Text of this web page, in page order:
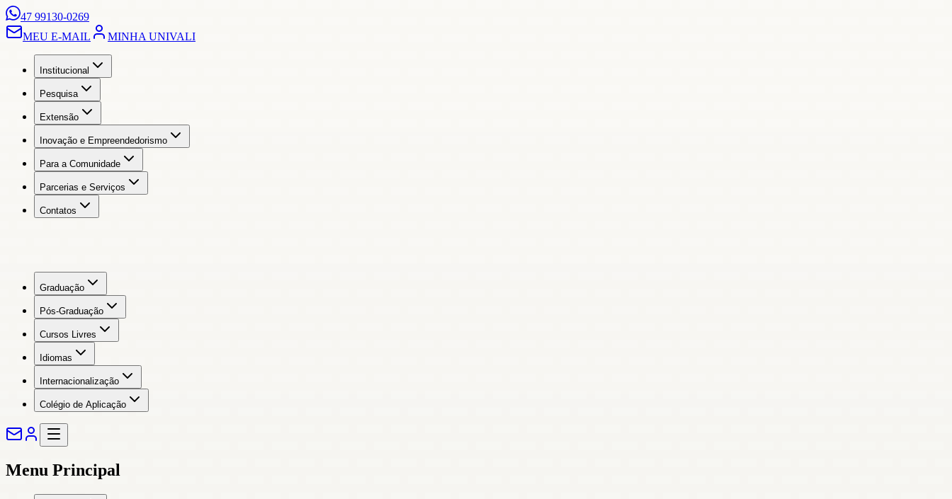
47 99130-0269
MEU E-MAIL
MINHA UNIVALI
Institucional
Pesquisa
Extensão
Inovação e Empreendedorismo
Para a Comunidade
Parcerias e Serviços
Contatos
Graduação
Pós-Graduação
Cursos Livres
Idiomas
Internacionalização
Colégio de Aplicação
Menu Principal